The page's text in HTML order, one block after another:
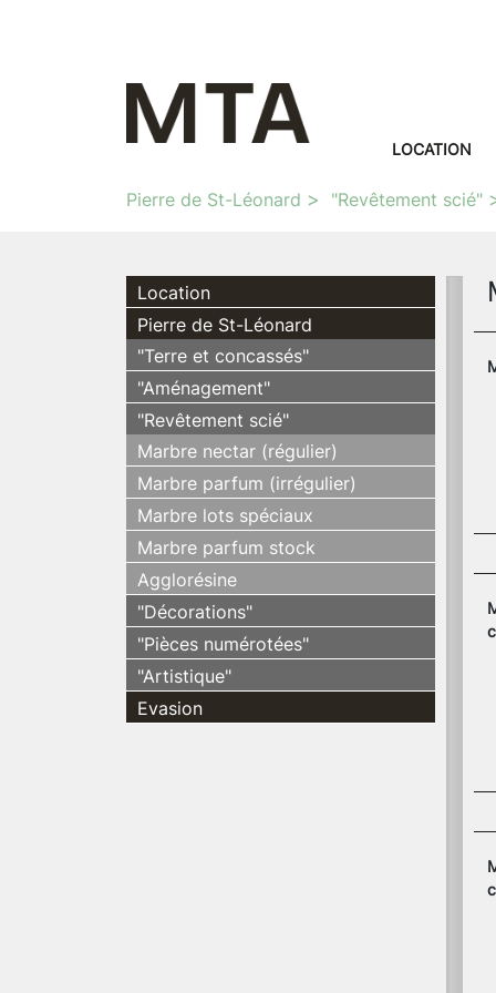
LOCATION
Pierre de St-Léonard "Revêtement scié"
Location
Pierre de St-Léonard
"Terre et concassés"
"Aménagement"
"Revêtement scié"
Marbre nectar (régulier)
Marbre parfum (irrégulier)
Marbre lots spéciaux
Marbre parfum stock
Agglorésine
"Décorations"
"Pièces numérotées"
"Artistique"
Evasion